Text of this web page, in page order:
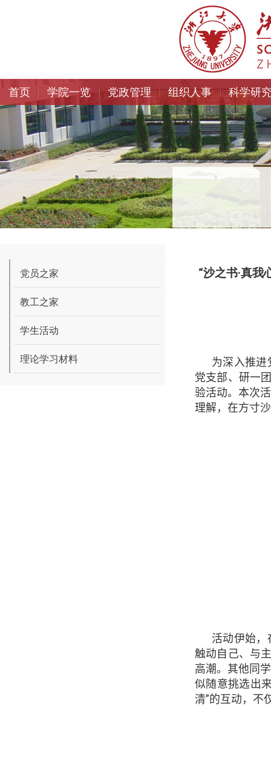
首页 学院一览 党政管理 组织人事 科学研
党员之家
教工之家
学生活动
理论学习材料
“沙之书·真
为深入推
党支部、研一
验活动。本次
理解，在方寸
活动伊始，
触动自己、与
高潮。其他同
似随意挑选出
清”的互动，不